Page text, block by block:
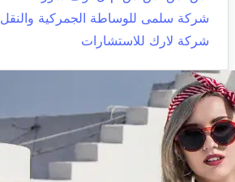
شركة سلمى للوساطة الجمركية والنقل
شركة لارك للاستشارات